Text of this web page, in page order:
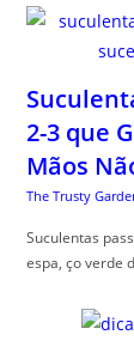
2-3 que
Mãos
The Trusty
Suculentas
espa, ço verde